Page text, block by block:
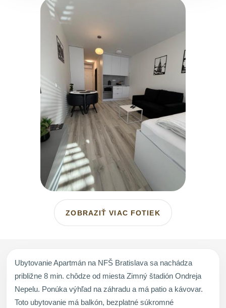
ZOBRAZIŤ VIAC FOTIEK
Ubytovanie Apartmán na NFŠ Bratislava sa nachádza
približne 8 min. chôdze od miesta Zimný štadión Ondreja
Nepelu. Ponúka výhľad na záhradu a má patio a kávovar.
Toto ubytovanie má balkón, bezplatné súkromné